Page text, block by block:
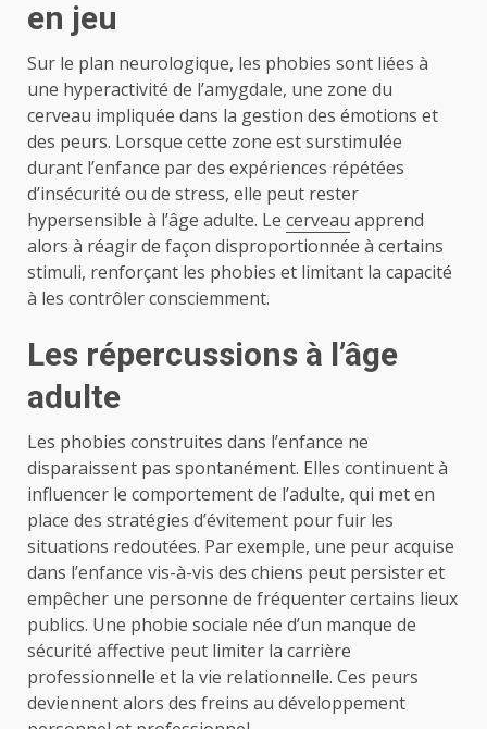
en jeu
Sur le plan neurologique, les phobies sont liées à
une hyperactivité de l’amygdale, une zone du
cerveau impliquée dans la gestion des émotions et
des peurs. Lorsque cette zone est surstimulée
durant l’enfance par des expériences répétées
d’insécurité ou de stress, elle peut rester
hypersensible à l’âge adulte. Le cerveau apprend
alors à réagir de façon disproportionnée à certains
stimuli, renforçant les phobies et limitant la capacité
à les contrôler consciemment.
Les répercussions à l’âge
adulte
Les phobies construites dans l’enfance ne
disparaissent pas spontanément. Elles continuent à
influencer le comportement de l’adulte, qui met en
place des stratégies d’évitement pour fuir les
situations redoutées. Par exemple, une peur acquise
dans l’enfance vis-à-vis des chiens peut persister et
empêcher une personne de fréquenter certains lieux
publics. Une phobie sociale née d’un manque de
sécurité affective peut limiter la carrière
professionnelle et la vie relationnelle. Ces peurs
deviennent alors des freins au développement